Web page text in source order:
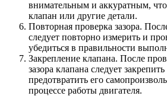
внимательным и аккуратным,
клапан или другие детали.
Повторная проверка зазора.
следует повторно измерить и
убедиться в правильности
Закрепление клапана. После
зазора клапана следует
предотвратить его
процессе работы двигателя.